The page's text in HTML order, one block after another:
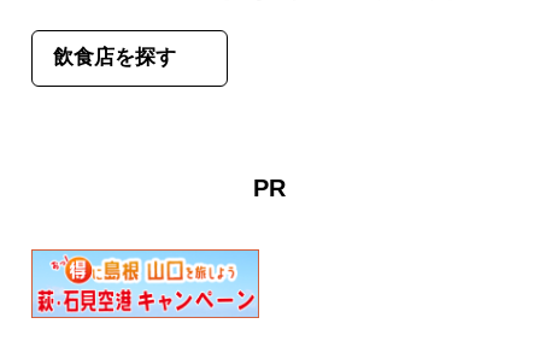
飲食店を探す
PR